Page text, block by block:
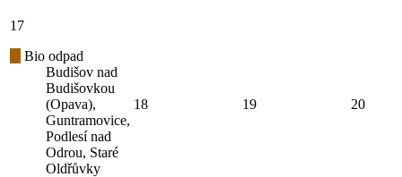
17
Bio odpad
Budišov nad
Budišovkou
(Opava),
Guntramovice,
Podlesí nad
Odrou, Staré
Oldřůvky
18 19 20